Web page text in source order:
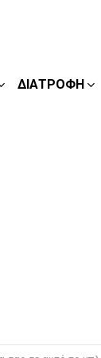
ΔΙΑΤΡΟΦΉ